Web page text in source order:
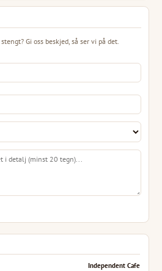
Gi oss beskjed, så ser vi på det.
Independent Cafe